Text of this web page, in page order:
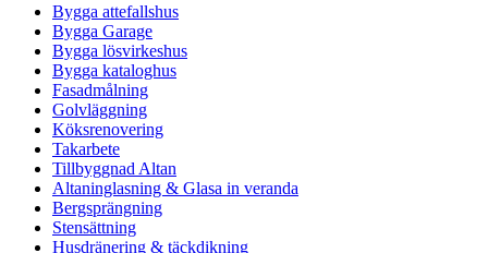
Bygga attefallshus
Bygga Garage
Bygga lösvirkeshus
Bygga kataloghus
Fasadmålning
Golvläggning
Köksrenovering
Takarbete
Tillbyggnad Altan
Altaninglasning & Glasa in veranda
Bergsprängning
Stensättning
Husdränering & täckdikning